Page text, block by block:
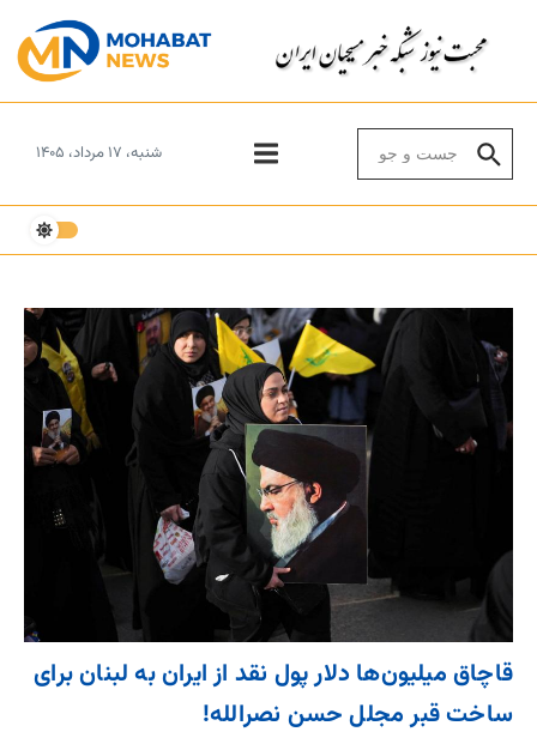
شنبه، ۱۷ مرداد، ۱۴۰۵
قاچاق میلیون‌ها دلار پول نقد از ایران به لبنان برای
ساخت قبر مجلل حسن نصرالله!